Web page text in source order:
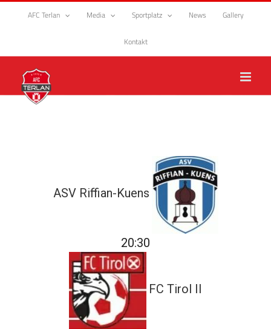
Zum
AFC Terlan Media Sportplatz News Gallery
Kontakt
ASV Riffian-Kuens
20:30
FC Tirol II